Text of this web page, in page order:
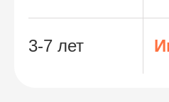
3-7 лет